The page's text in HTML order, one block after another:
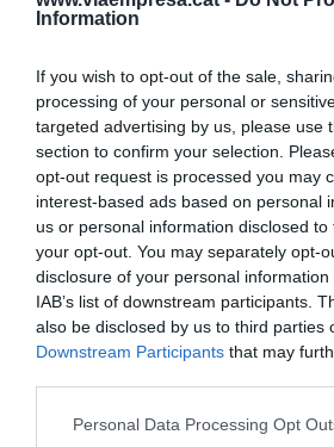
Information
If you wish to opt-out of the sale,
processing of your personal or
targeted advertising by us, please use
section to confirm your selection.
opt-out request is processed you may
interest-based ads based on personal
us or personal information disclosed
your opt-out. You may separately opt-
disclosure of your personal
IAB’s list of downstream participants.
also be disclosed by us to third parties
Downstream Participants that may
Personal Data Processing Opt
controlado el
gastan en café"
Además, el sistema de pago del
se puede gestionar desde una
De este modo, la máquina se
puede hacer facturas del
oficina, para gestionar el gasto
el supuesto de que el café lo
través de la aplicación: "Las